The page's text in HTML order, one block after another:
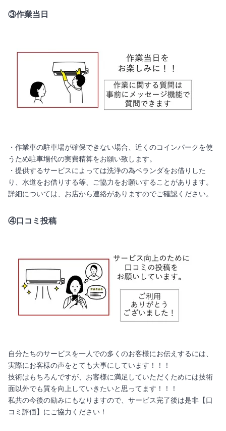
③作業当日
・作業車の駐車場が確保できない場合、近くのコインパークを使
うため駐車場代の実費精算をお願い致します。
・提供するサービスによっては洗浄の為ベランダをお借りした
り、水道をお借りする等、ご協力をお願いすることがあります。
詳細については、お店から連絡がありますのでご確認ください。
④口コミ投稿
自分たちのサービスを一人での多くのお客様にお伝えするには、
実際にお客様の声をとても大事にしています！！！
技術はもちろんですが、お客様に満足していただくためには技術
面以外でも質を向上していきたいと思ってます！！！
私共の今後の励みにもなりますので、サービス完了後は是非【口
コミ評価】にご協力ください！